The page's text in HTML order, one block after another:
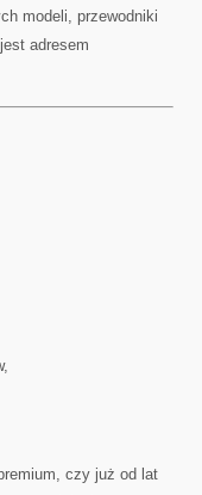
modeli, przewodniki
adresem
czy już od lat